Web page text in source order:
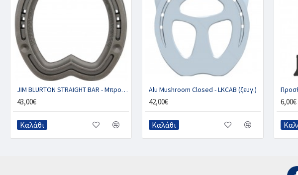
JIM BLURTON STRAIGHT BAR - Μπροστινό με 2 κλιπ (ζευγ.)
43,00€
Καλάθι
Alu Mushroom Closed - LKCAB (ζευγ.)
42,00€
Καλάθι
6,00€